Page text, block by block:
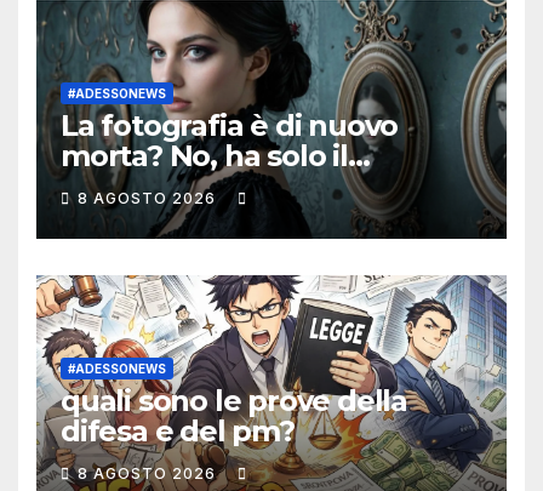
#ADESSONEWS
La fotografia è di nuovo
morta? No, ha solo il
documento d’identità
scaduto. Fra sintografia,
pellicola e C2PA
8 AGOSTO 2026
#ADESSONEWS
quali sono le prove della
difesa e del pm?
8 AGOSTO 2026